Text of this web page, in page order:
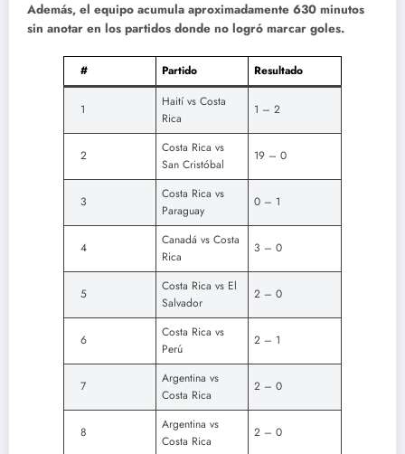
Además, el equipo acumula aproximadamente 630 minutos
sin anotar en los partidos donde no logró marcar goles.
# Partido Resultado
1
Haití vs Costa
Rica
1 – 2
2
Costa Rica vs
San Cristóbal
19 – 0
3
Costa Rica vs
Paraguay
0 – 1
4
Canadá vs Costa
Rica
3 – 0
5
Costa Rica vs El
Salvador
2 – 0
6
Costa Rica vs
Perú
2 – 1
7
Argentina vs
Costa Rica
2 – 0
8
Argentina vs
Costa Rica
2 – 0